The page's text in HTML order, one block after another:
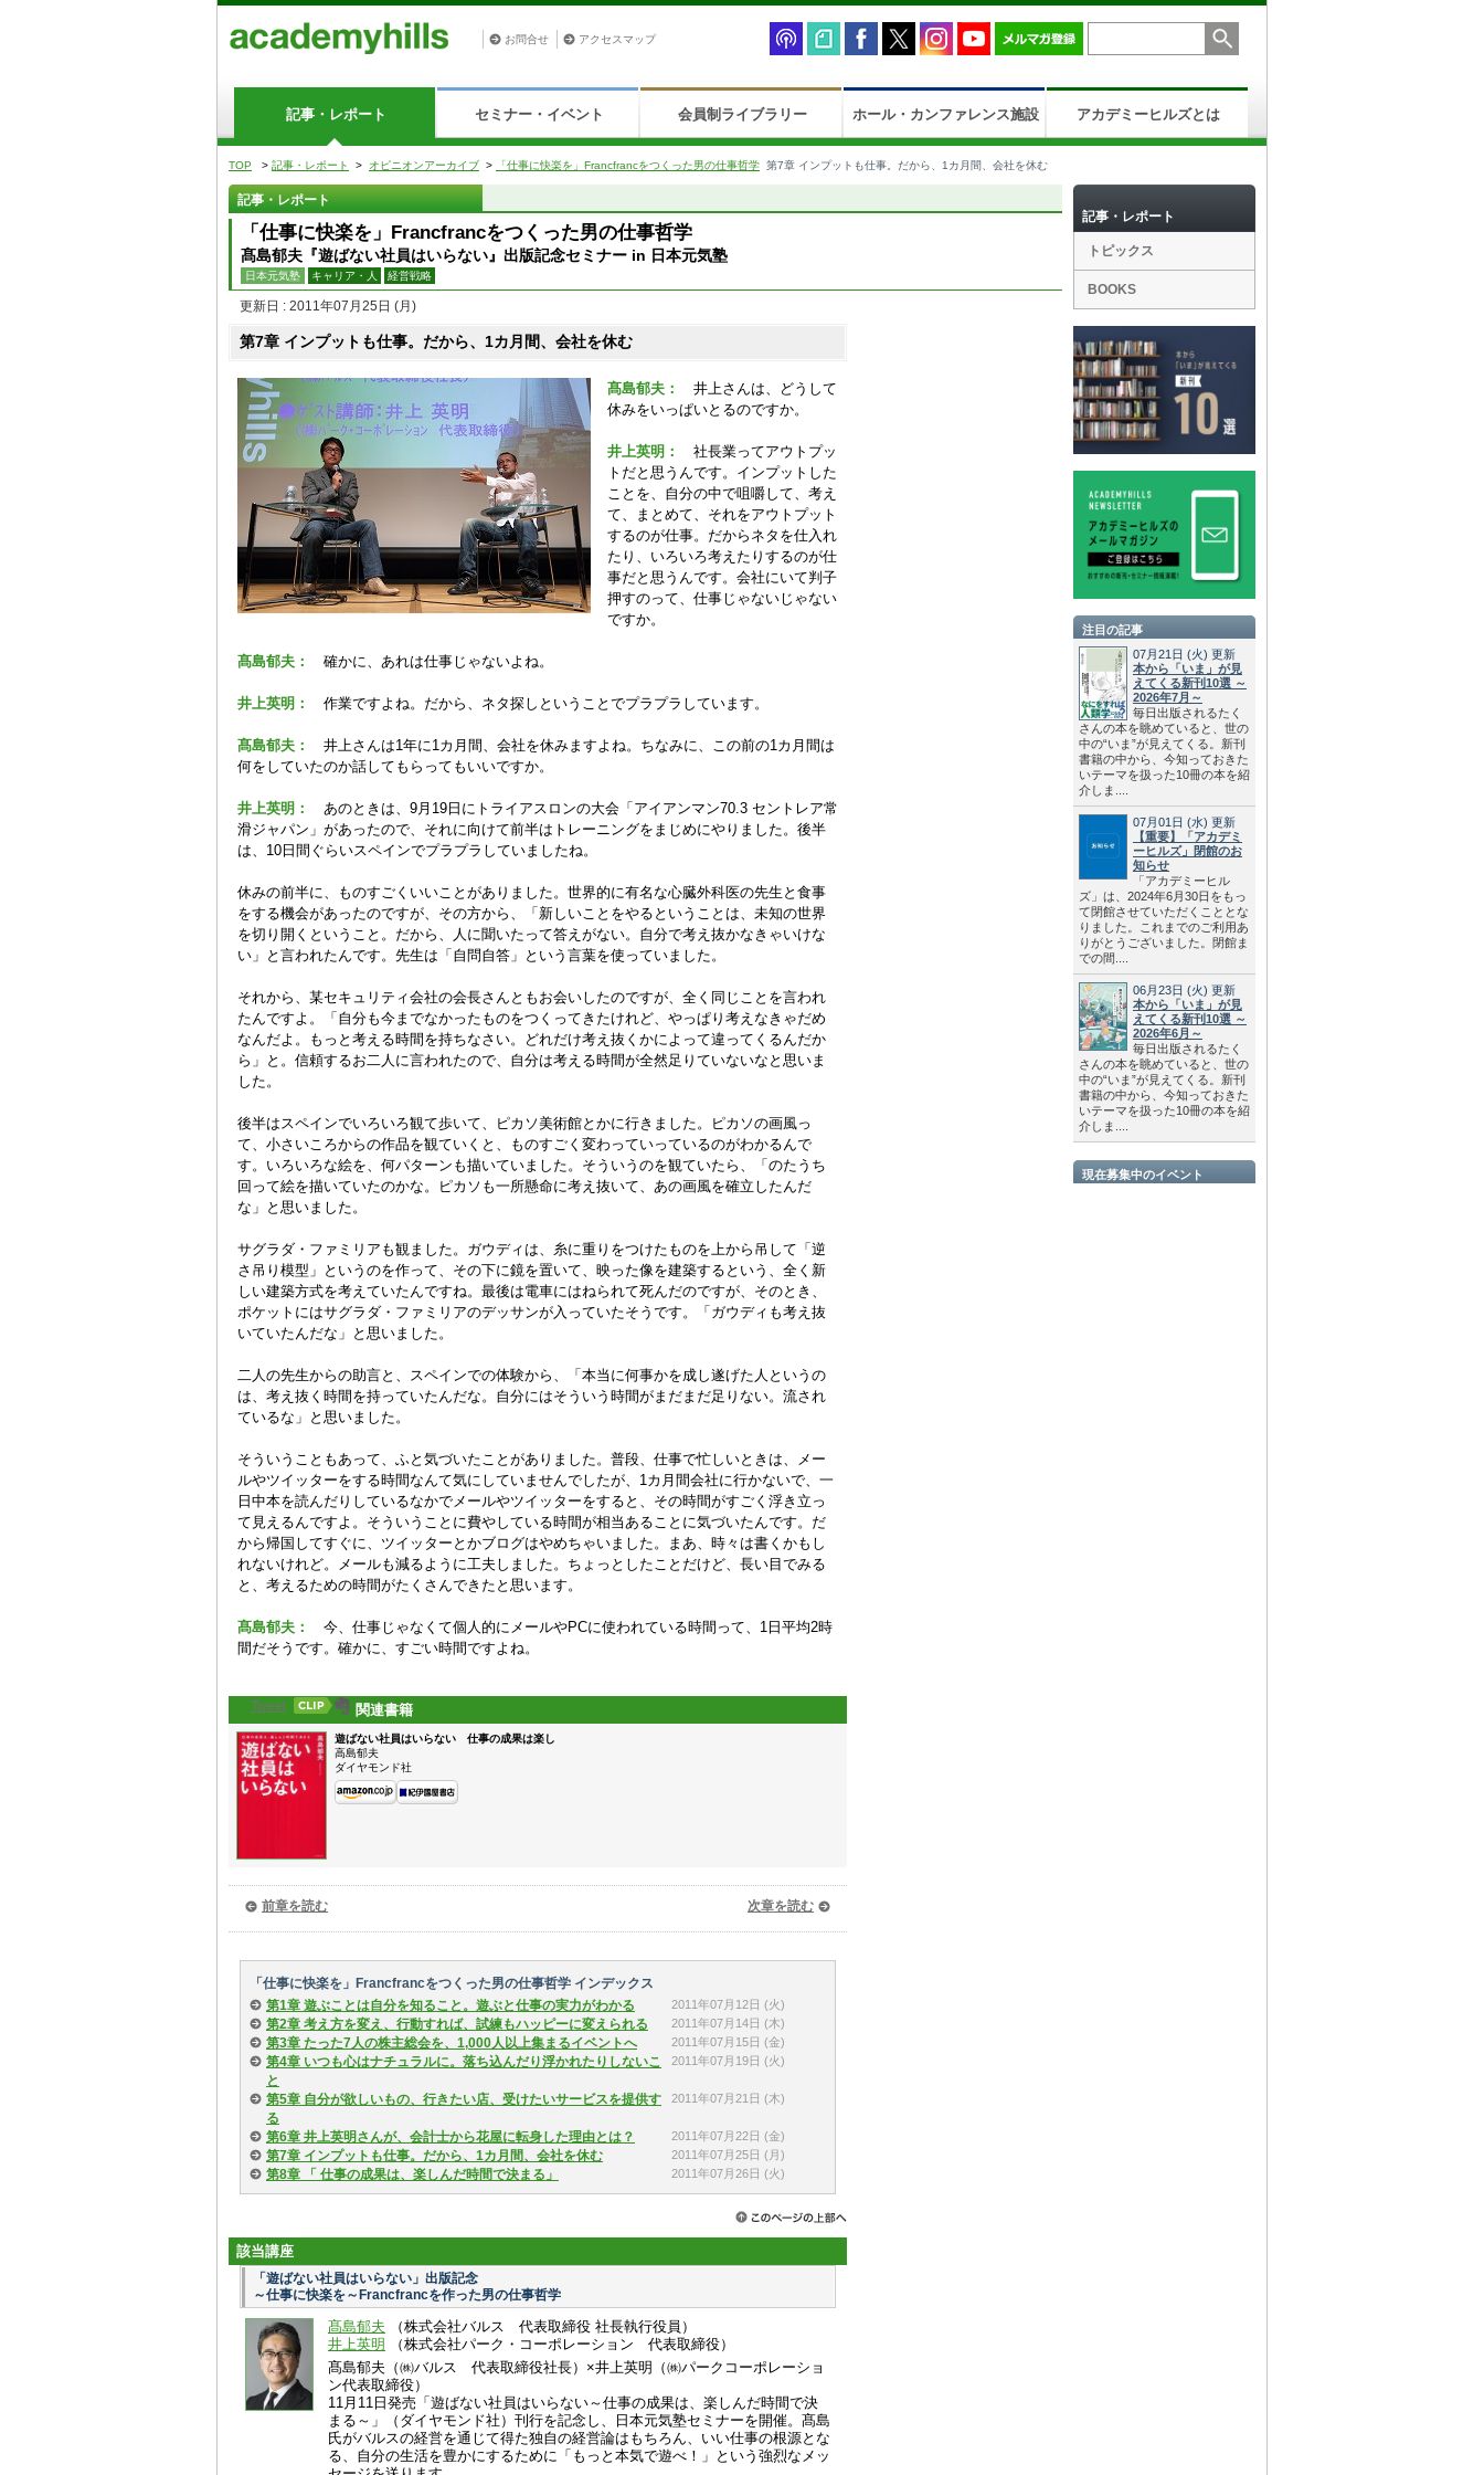
お問合せ アクセスマップ
記事・レポート セミナー・イベント 会員制ライブラリー ホール・カンファレンス施設 アカデミーヒルズとは
TOP > 記事・レポート > オピニオンアーカイブ > 「仕事に快楽を」Francfrancをつくった男の仕事哲学 第7章 インプットも仕事。だから、1カ月間、会社を休む
記事・レポート
「仕事に快楽を」Francfrancをつくった男の仕事哲学
髙島郁夫『遊ばない社員はいらない』出版記念セミナー in 日本元気塾
日本元気塾 キャリア・人 経営戦略
更新日 : 2011年07月25日 (月)
第7章 インプットも仕事。だから、1カ月間、会社を休む
髙島郁夫： 井上さんは、どうして
休みをいっぱいとるのですか。
井上英明： 社長業ってアウトプッ
トだと思うんです。インプットした
ことを、自分の中で咀嚼して、考え
て、まとめて、それをアウトプット
するのが仕事。だからネタを仕入れ
たり、いろいろ考えたりするのが仕
事だと思うんです。会社にいて判子
押すのって、仕事じゃないじゃない
ですか。
髙島郁夫： 確かに、あれは仕事じゃないよね。
井上英明： 作業ですよね。だから、ネタ探しということでプラプラしています。
髙島郁夫： 井上さんは1年に1カ月間、会社を休みますよね。ちなみに、この前の1カ月間は
何をしていたのか話してもらってもいいですか。
井上英明： あのときは、9月19日にトライアスロンの大会「アイアンマン70.3 セントレア常
滑ジャパン」があったので、それに向けて前半はトレーニングをまじめにやりました。後半
は、10日間ぐらいスペインでプラプラしていましたね。
休みの前半に、ものすごくいいことがありました。世界的に有名な心臓外科医の先生と食事
をする機会があったのですが、その方から、「新しいことをやるということは、未知の世界
を切り開くということ。だから、人に聞いたって答えがない。自分で考え抜かなきゃいけな
い」と言われたんです。先生は「自問自答」という言葉を使っていました。
それから、某セキュリティ会社の会長さんともお会いしたのですが、全く同じことを言われ
たんですよ。「自分も今までなかったものをつくってきたけれど、やっぱり考えなきゃだめ
なんだよ。もっと考える時間を持ちなさい。どれだけ考え抜くかによって違ってくるんだか
ら」と。信頼するお二人に言われたので、自分は考える時間が全然足りていないなと思いま
した。
後半はスペインでいろいろ観て歩いて、ピカソ美術館とかに行きました。ピカソの画風っ
て、小さいころからの作品を観ていくと、ものすごく変わっていっているのがわかるんで
す。いろいろな絵を、何パターンも描いていました。そういうのを観ていたら、「のたうち
回って絵を描いていたのかな。ピカソも一所懸命に考え抜いて、あの画風を確立したんだ
な」と思いました。
サグラダ・ファミリアも観ました。ガウディは、糸に重りをつけたものを上から吊して「逆
さ吊り模型」というのを作って、その下に鏡を置いて、映った像を建築するという、全く新
しい建築方式を考えていたんですね。最後は電車にはねられて死んだのですが、そのとき、
ポケットにはサグラダ・ファミリアのデッサンが入っていたそうです。「ガウディも考え抜
いていたんだな」と思いました。
二人の先生からの助言と、スペインでの体験から、「本当に何事かを成し遂げた人というの
は、考え抜く時間を持っていたんだな。自分にはそういう時間がまだまだ足りない。流され
ているな」と思いました。
そういうこともあって、ふと気づいたことがありました。普段、仕事で忙しいときは、メー
ルやツイッターをする時間なんて気にしていませんでしたが、1カ月間会社に行かないで、一
日中本を読んだりしているなかでメールやツイッターをすると、その時間がすごく浮き立っ
て見えるんですよ。そういうことに費やしている時間が相当あることに気づいたんです。だ
から帰国してすぐに、ツイッターとかブログはやめちゃいました。まあ、時々は書くかもし
れないけれど。メールも減るように工夫しました。ちょっとしたことだけど、長い目でみる
と、考えるための時間がたくさんできたと思います。
髙島郁夫： 今、仕事じゃなくて個人的にメールやPCに使われている時間って、1日平均2時
間だそうです。確かに、すごい時間ですよね。
Tweet 関連書籍
遊ばない社員はいらない 仕事の成果は楽し
高島郁夫
ダイヤモンド社
前章を読む 次章を読む
「仕事に快楽を」Francfrancをつくった男の仕事哲学 インデックス
第1章 遊ぶことは自分を知ること。遊ぶと仕事の実力がわかる 2011年07月12日 (火)
第2章 考え方を変え、行動すれば、試練もハッピーに変えられる
2011年07月14日 (木)
第3章 たった7人の株主総会を、1,000人以上集まるイベントへ
2011年07月15日 (金)
第4章 いつも心はナチュラルに。落ち込んだり浮かれたりしないこ
と
2011年07月19日 (火)
第5章 自分が欲しいもの、行きたい店、受けたいサービスを提供す
る
2011年07月21日 (木)
第6章 井上英明さんが、会計士から花屋に転身した理由とは？ 2011年07月22日 (金)
第7章 インプットも仕事。だから、1カ月間、会社を休む
2011年07月25日 (月)
第8章 「 仕事の成果は、楽しんだ時間で決まる」
2011年07月26日 (火)
該当講座
「遊ばない社員はいらない」出版記念
～仕事に快楽を～Francfrancを作った男の仕事哲学
髙島郁夫 （株式会社バルス 代表取締役 社長執行役員）
井上英明
（株式会社パーク・コーポレーション 代表取締役）
髙島郁夫（㈱バルス 代表取締役社長）×井上英明（㈱パークコーポレーショ
ン代表取締役）
11月11日発売「遊ばない社員はいらない～仕事の成果は、楽しんだ時間で決
まる～」（ダイヤモンド社）刊行を記念し、日本元気塾セミナーを開催。髙島
氏がバルスの経営を通じて得た独自の経営論はもちろん、いい仕事の根源とな
る、自分の生活を豊かにするために「もっと本気で遊べ！」という強烈なメッ
記事・レポート
トピックス
BOOKS
注目の記事
07月21日 (火) 更新
本から「いま」が見
えてくる新刊10選 ～
2026年7月～
毎日出版されるたく
さんの本を眺めていると、世の
中の“いま”が見えてくる。新刊
書籍の中から、今知っておきた
いテーマを扱った10冊の本を紹
介しま....
07月01日 (水) 更新
【重要】「アカデミ
ーヒルズ」閉館のお
知らせ
「アカデミーヒル
ズ」は、2024年6月30日をもっ
て閉館させていただくこととな
りました。これまでのご利用あ
りがとうございました。閉館ま
での間....
06月23日 (火) 更新
本から「いま」が見
えてくる新刊10選 ～
2026年6月～
毎日出版されるたく
さんの本を眺めていると、世の
中の“いま”が見えてくる。新刊
書籍の中から、今知っておきた
いテーマを扱った10冊の本を紹
介しま....
現在募集中のイベント